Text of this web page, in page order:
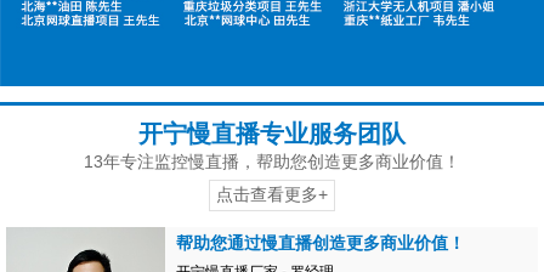
开宁慢直播专业服务团队
13年专注监控慢直播，帮助您创造更多商业价值！
点击查看更多+
帮助您通过慢直播创造更多商业价值！